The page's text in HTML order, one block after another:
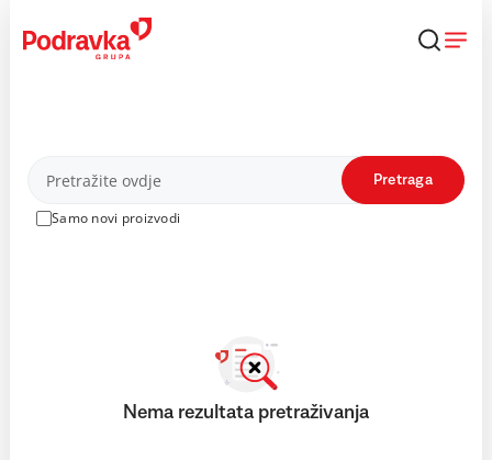
content
Proizvodi
Samo novi proizvodi
Pretraga
Nema rezultata pretraživanja